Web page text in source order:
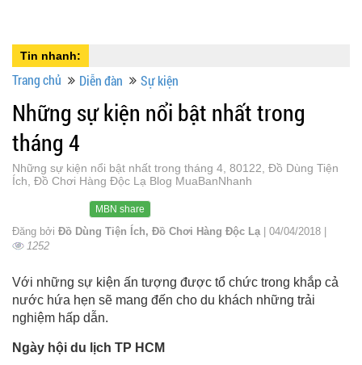
Tin nhanh:
Trang chủ Diễn đàn Sự kiện
Những sự kiện nổi bật nhất trong
tháng 4
Những sự kiện nổi bật nhất trong tháng 4, 80122, Đồ Dùng Tiện
Ích, Đồ Chơi Hàng Độc Lạ Blog MuaBanNhanh
MBN share
Đăng bởi Đồ Dùng Tiện Ích, Đồ Chơi Hàng Độc Lạ | 04/04/2018 |
1252
Với những sự kiện ấn tượng được tổ chức trong khắp cả
nước hứa hẹn sẽ mang đến cho du khách những trải
nghiệm hấp dẫn.
Ngày hội du lịch TP HCM